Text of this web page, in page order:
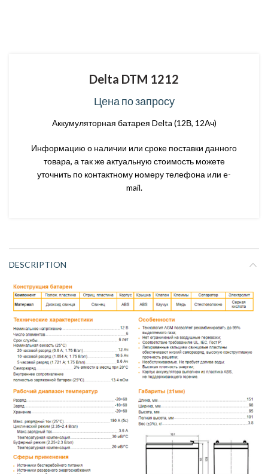
Delta DTM 1212
Цена по запросу
Аккумуляторная батарея Delta (12В, 12Ач)
Информацию о наличии или сроке поставки данного
товара, а так же актуальную стоимость можете
уточнить по контактному номеру телефона или e-
mail.
DESCRIPTION